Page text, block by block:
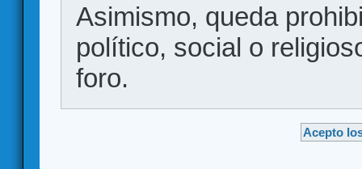
Asimismo, queda
político, social o
foro.